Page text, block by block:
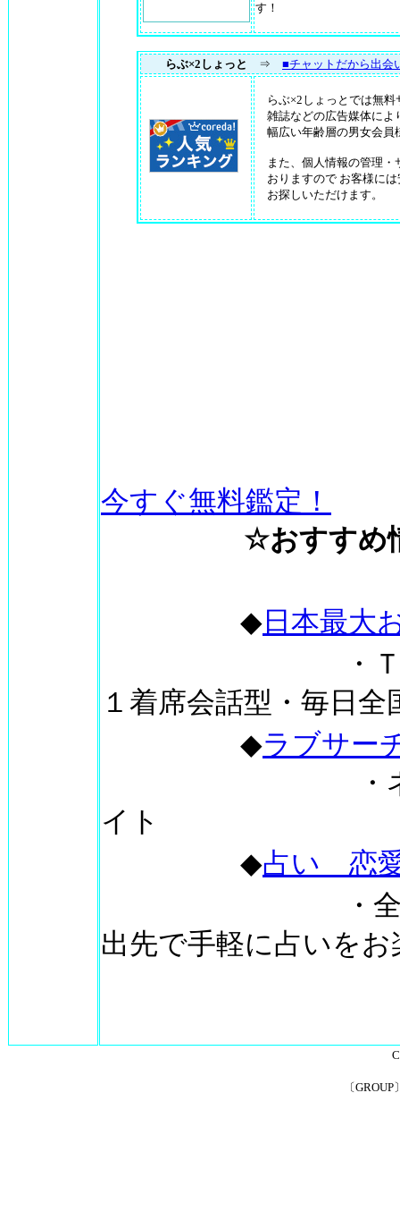
す！
らぶ×2しょっと ⇒ ■チャットだから出会
らぶ×2しょっとでは無料
雑誌などの広告媒体によ
幅広い年齢層の男女会員
また、個人情報の管理・
おりますので お客様に
お探しいただけます。
今すぐ無料鑑定！
☆おすすめ
◆ 日本最大
・
１着席会話型・毎日
◆ラブサー
・ネットナン
イト
◆占い 恋
・
出先で手軽に占いを
〔